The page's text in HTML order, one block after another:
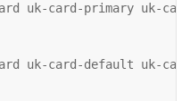
uk-card-primary uk-
uk-card-default uk-